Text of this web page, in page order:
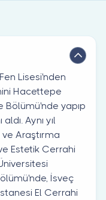
Lisesi'nden
Hacettepe
Bölümü'nde yapıp
Aynı yıl
ve Araştırma
Estetik Cerrahi
İsveç
El Cerrahi